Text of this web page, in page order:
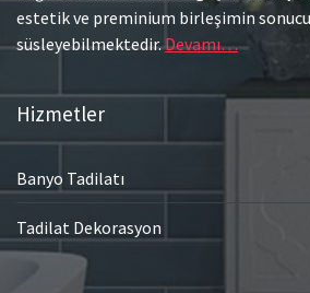
estetik ve preminium birleşimin
süsleyebilmektedir.Devamı…
Hizmetler
Banyo Tadilatı
Tadilat Dekorasyon